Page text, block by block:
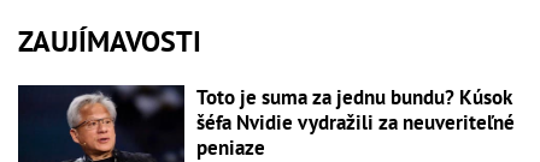
ZAUJÍMAVOSTI
Toto je suma za jednu bundu? Kúsok
šéfa Nvidie vydražili za neuveriteľné
peniaze